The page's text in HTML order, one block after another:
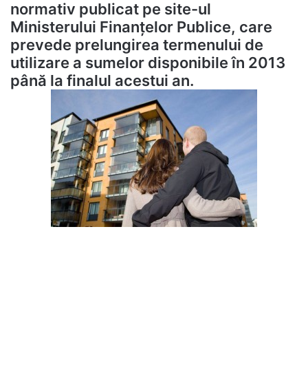
normativ publicat pe site-ul
Ministerului Finanţelor Publice, care
prevede prelungirea termenului de
utilizare a sumelor disponibile în 2013
până la finalul acestui an.